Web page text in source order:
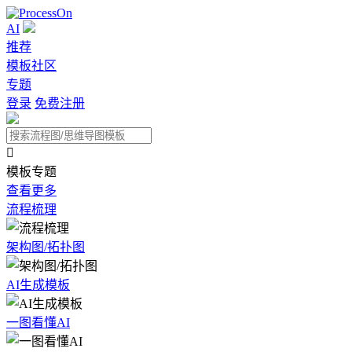
AI
推荐
模板社区
专题
登录 免费注册

模板专题
查看更多
流程梳理
架构图/拓扑图
AI生成模板
一图看懂AI